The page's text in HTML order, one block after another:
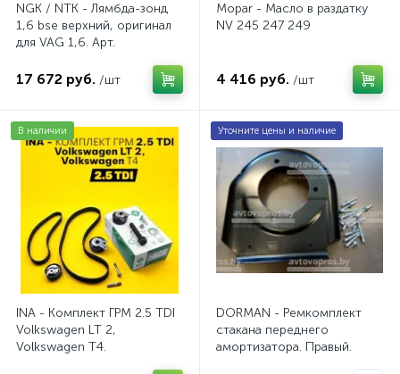
NGK / NTK - Лямбда-зонд
1,6 bse верхний, оригинал
для VAG 1,6. Арт.
17 672 руб. /шт
Mopar - Масло в раздатку
NV 245 247 249
4 416 руб. /шт
В наличии
INA - Комплект ГРМ 2.5 TDI
Volkswagen LT 2,
Volkswagen Т4.
Уточните цены и наличие
DORMAN - Ремкомплект
стакана переднего
амортизатора. Правый.